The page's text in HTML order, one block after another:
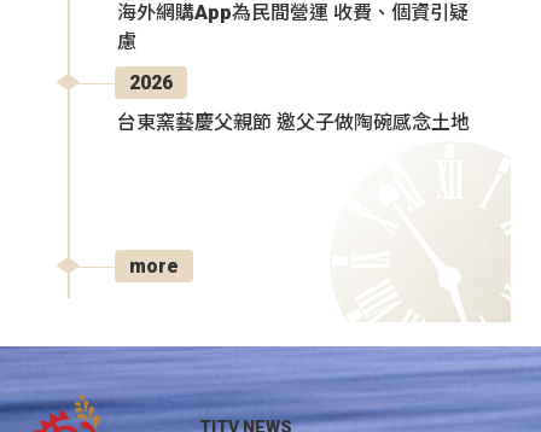
海外網購App為民間營運 收費、個資引疑
慮
2026
台東窯藝慶父親節 邀父子做陶碗感念土地
more
TITV NEWS